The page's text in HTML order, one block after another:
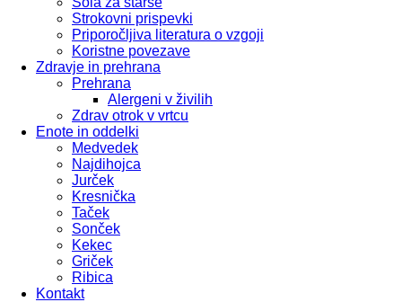
Strokovni prispevki
Priporočljiva literatura o vzgoji
Koristne povezave
Zdravje in prehrana
Prehrana
Alergeni v živilih
Zdrav otrok v vrtcu
Enote in oddelki
Medvedek
Najdihojca
Jurček
Kresnička
Taček
Sonček
Kekec
Griček
Ribica
Kontakt